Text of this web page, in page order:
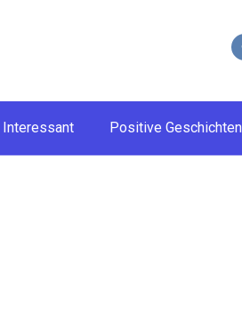
Interessant Positive Geschichten